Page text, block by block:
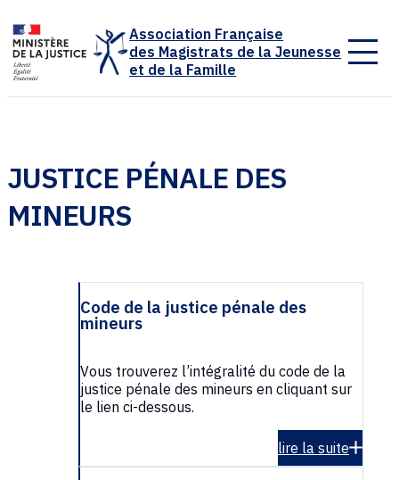
Association Française
des Magistrats de la Jeunesse
et de la Famille
JUSTICE PÉNALE DES
MINEURS
Code de la justice pénale des
mineurs
Vous trouverez l’intégralité du code de la
justice pénale des mineurs en cliquant sur
le lien ci-dessous.
lire la suite